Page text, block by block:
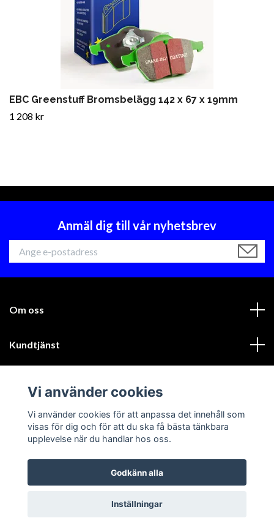
EBC Greenstuff Bromsbelägg 142 x 67 x 19mm
1 208 kr
Anmäl dig till vår nyhetsbrev
Om oss
Kundtjänst
Sociala medier
© 2026 GIK Racing AB
Vi använder cookies
Vi använder cookies för att anpassa det innehåll som
visas för dig och för att du ska få bästa tänkbara
upplevelse när du handlar hos oss.
Godkänn alla
Inställningar